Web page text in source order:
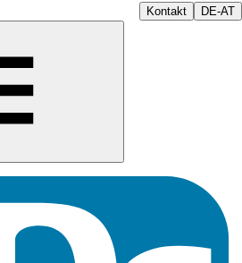
Kontakt DE-AT